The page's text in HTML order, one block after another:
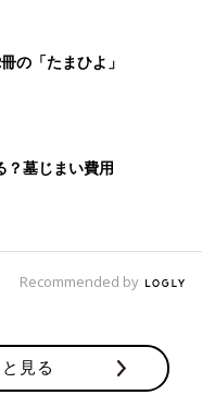
の「たまひよ」
？墓じまい費用
Recommended by
見る